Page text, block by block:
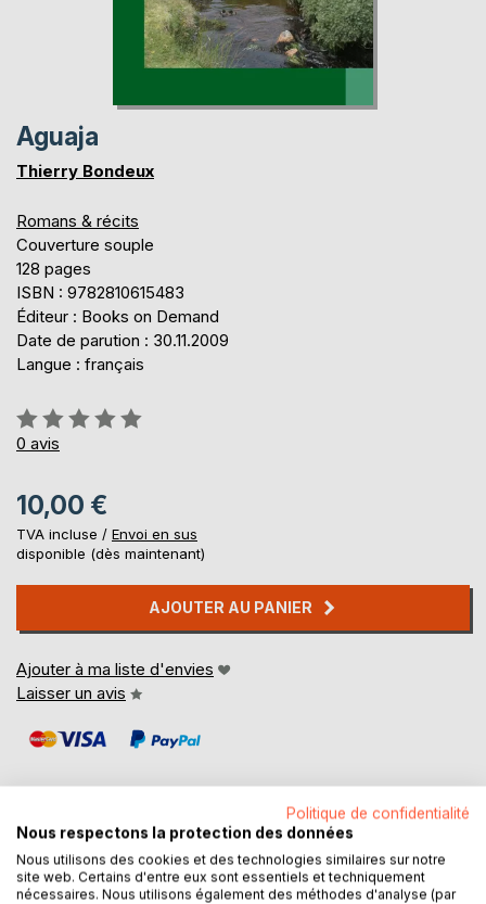
Aguaja
Thierry Bondeux
Romans & récits
Couverture souple
128 pages
ISBN : 9782810615483
Éditeur : Books on Demand
Date de parution : 30.11.2009
Langue : français
Évaluation:
0%
0 avis
10,00 €
TVA incluse / Envoi en sus
disponible (dès maintenant)
AJOUTER AU PANIER
Ajouter à ma liste d'envies
Laisser un avis
DESCRIPTION
Politique de confidentialité
Nous respectons la protection des données
Nous utilisons des cookies et des technologies similaires sur notre
site web. Certains d'entre eux sont essentiels et techniquement
nécessaires. Nous utilisons également des méthodes d'analyse (par